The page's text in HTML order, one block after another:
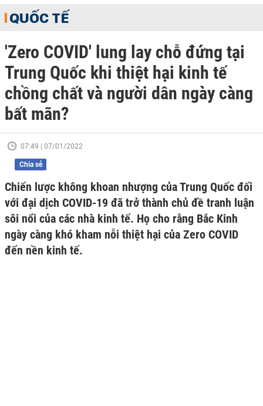
QUỐC TẾ
'Zero COVID' lung lay chỗ đứng tại
Trung Quốc khi thiệt hại kinh tế
chồng chất và người dân ngày càng
bất mãn?
07:49 | 07/01/2022
Chia sẻ
Chiến lược không khoan nhượng của Trung Quốc đối
với đại dịch COVID-19 đã trở thành chủ đề tranh luận
sôi nổi của các nhà kinh tế. Họ cho rằng Bắc Kinh
ngày càng khó kham nỗi thiệt hại của Zero COVID
đến nền kinh tế.